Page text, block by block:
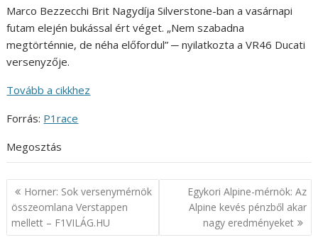
Marco Bezzecchi Brit Nagydíja Silverstone-ban a vasárnapi
futam elején bukással ért véget. „Nem szabadna
megtörténnie, de néha előfordul” ─ nyilatkozta a VR46 Ducati
versenyzője.
Tovább a cikkhez
Forrás: P1race
Megosztás
Bejegyzés
navigáció
Horner: Sok versenymérnök
összeomlana Verstappen
mellett – F1VILÁG.HU
Egykori Alpine-mérnök: Az
Alpine kevés pénzből akar
nagy eredményeket